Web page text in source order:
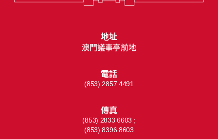
地址
澳門議事亭前地
電話
(853) 2857 4491
傳真
(853) 2833 6603 ;
(853) 8396 8603